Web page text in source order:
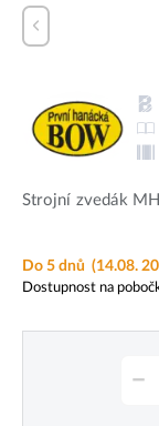
Strojní zvedák
Do 5 dnů (14.08.
Dostupnost na
–